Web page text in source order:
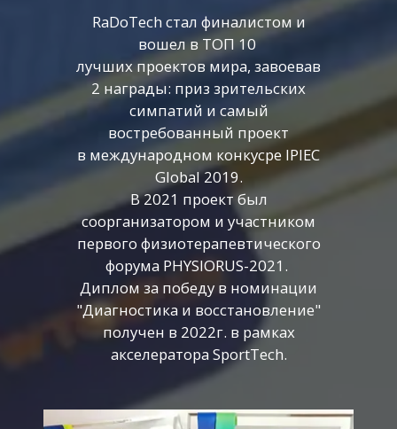
RaDoTech стал финалистом и
вошел в ТОП 10
лучших проектов мира, завоевав
2 награды: приз зрительских
симпатий и самый
востребованный проект
в международном конкусре IPIEC
Global 2019.
В 2021 проект был
соорганизатором и участником
первого физиотерапевтического
форума PHYSIORUS-2021.
Диплом за победу в номинации
"Диагностика и восстановление"
получен в 2022г. в рамках
акселератора SportTech.